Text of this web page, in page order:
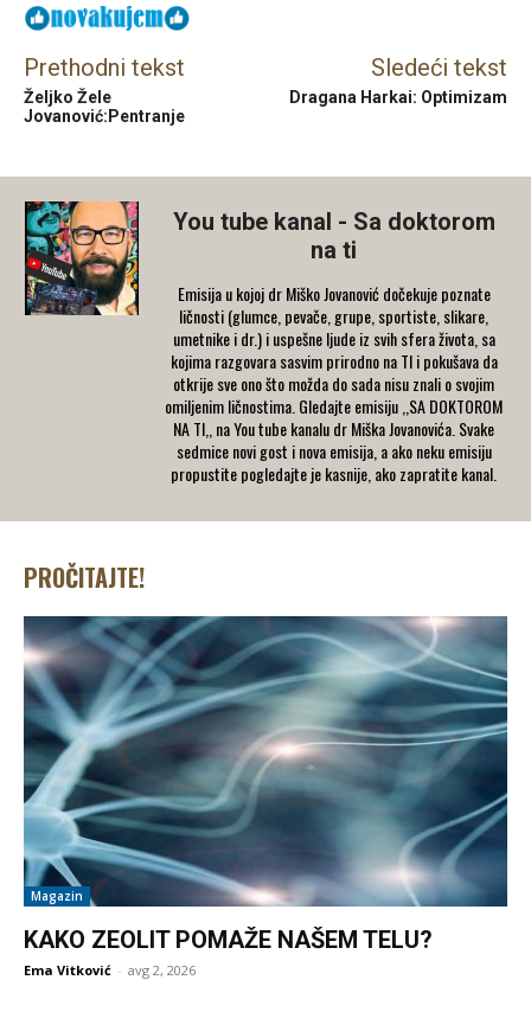
Prethodni tekst
Željko Žele
Jovanović:Pentranje
Sledeći tekst
Dragana Harkai: Optimizam
You tube kanal - Sa doktorom
na ti
Emisija u kojoj dr Miško Jovanović dočekuje poznate
ličnosti (glumce, pevače, grupe, sportiste, slikare,
umetnike i dr.) i uspešne ljude iz svih sfera života, sa
kojima razgovara sasvim prirodno na TI i pokušava da
otkrije sve ono što možda do sada nisu znali o svojim
omiljenim ličnostima. Gledajte emisiju ,,SA DOKTOROM
NA TI,, na You tube kanalu dr Miška Jovanovića. Svake
sedmice novi gost i nova emisija, a ako neku emisiju
propustite pogledajte je kasnije, ako zapratite kanal.
PROČITAJTE!
Magazin
KAKO ZEOLIT POMAŽE NAŠEM TELU?
Ema Vitković - avg 2, 2026